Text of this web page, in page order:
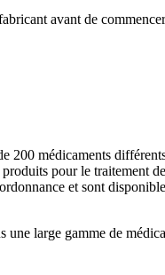
avant de
médicaments
pour le traitement
et sont
large gamme de